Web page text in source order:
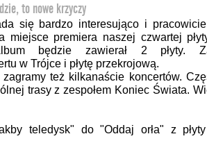
to nowe krzyczy
się bardzo interesująco i
miejsce premiera naszej czwartej
będzie zawierał 2 płyty.
w Trójce i płytę przekrojową.
też kilkanaście koncertów.
trasy z zespołem Koniec Świata.
teledysk" do "Oddaj orła" z